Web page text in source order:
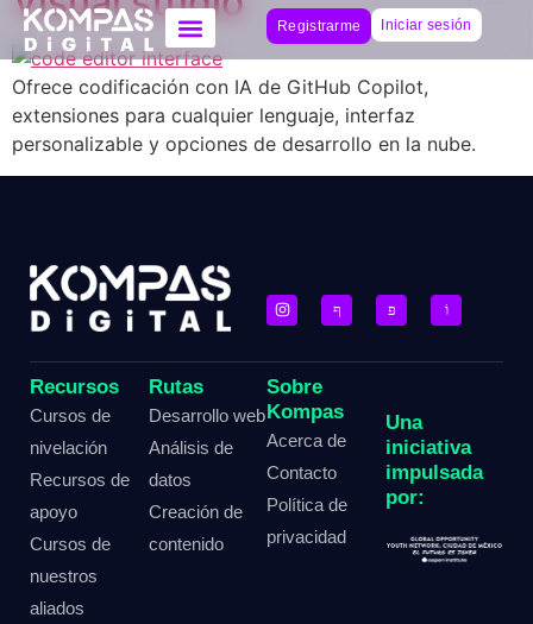
Registrarme Iniciar sesión
Ofrece codificación con IA de GitHub Copilot,
extensiones para cualquier lenguaje, interfaz
personalizable y opciones de desarrollo en la nube.
Recursos
Cursos de
nivelación
Recursos de
apoyo
Cursos de
nuestros
aliados
Rutas
Desarrollo web
Análisis de
datos
Creación de
contenido
Sobre
Kompas
Acerca de
Contacto
Política de
privacidad
Una
iniciativa
impulsada
por: